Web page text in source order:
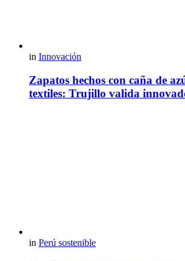
in Innovación
Zapatos hechos con caña de
textiles: Trujillo valida
in Perú sostenible